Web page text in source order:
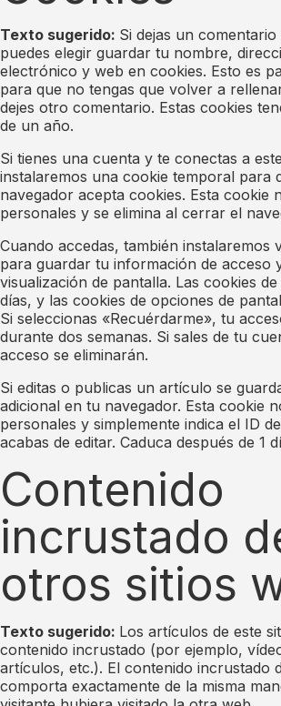
Texto sugerido: Si dejas un
puedes elegir guardar tu nombre,
electrónico y web en cookies. Esto es
para que no tengas que volver a
dejes otro comentario. Estas cookies
de un año.
Si tienes una cuenta y te conectas a
instalaremos una cookie temporal para
navegador acepta cookies. Esta cookie
personales y se elimina al cerrar el
Cuando accedas, también instalaremos
para guardar tu información de acceso
visualización de pantalla. Las cookies
días, y las cookies de opciones de
Si seleccionas «Recuérdarme», tu
durante dos semanas. Si sales de tu
acceso se eliminarán.
Si editas o publicas un artículo se
adicional en tu navegador. Esta cookie
personales y simplemente indica el ID
acabas de editar. Caduca después de 1
Contenido
incrustado
otros sitios
Texto sugerido: Los artículos de este
contenido incrustado (por ejemplo,
artículos, etc.). El contenido incrustado
comporta exactamente de la misma